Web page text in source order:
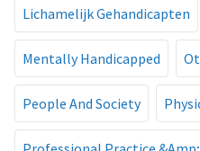
Lichamelijk Gehandicapten
Mentally Handicapped
People And Society